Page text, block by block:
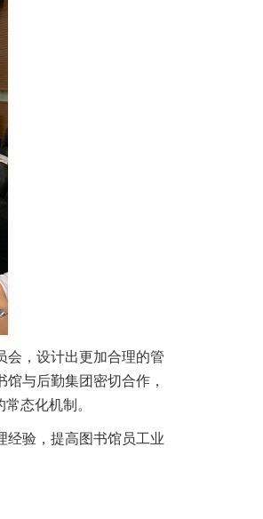
会，设计出更加合理的管
与后勤集团密切合作，
态化机制。
经验，提高图书馆员工业